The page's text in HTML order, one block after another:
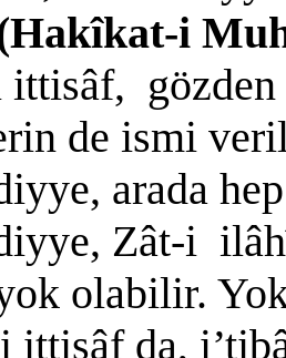
i
gözden
de ismi
arada
Zât-i
olabilir.
da,